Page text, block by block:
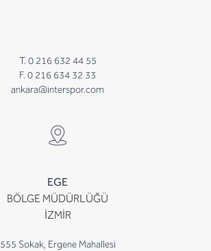
T. 0 216 632 44 55
F. 0 216 634 32 33
ankara@interspor.com
EGE
BÖLGE MÜDÜRLÜĞÜ
İZMİR
555 Sokak, Ergene Mahallesi